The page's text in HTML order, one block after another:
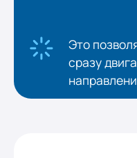
Это
сразу